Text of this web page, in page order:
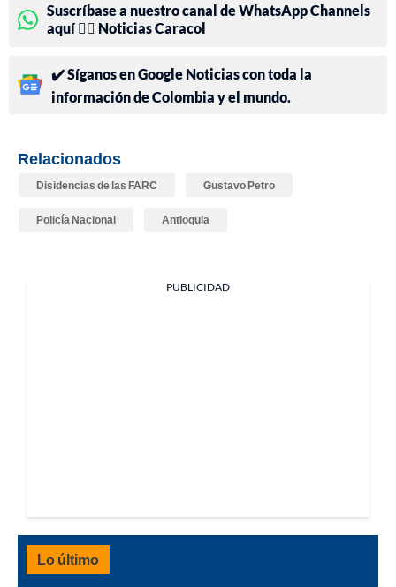
Suscríbase a nuestro canal de WhatsApp Channels
aquí 👉🏻 Noticias Caracol
✔️ Síganos en Google Noticias con toda la
información de Colombia y el mundo.
Relacionados
Disidencias de las FARC Gustavo Petro
Policía Nacional Antioquia
PUBLICIDAD
Lo último